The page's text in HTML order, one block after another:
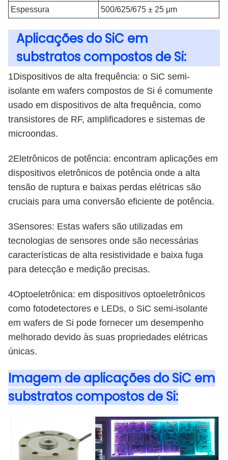
Espessura 500/625/675 ± 25 μm
Aplicações do SiC em
substratos compostos de Si:
1Dispositivos de alta frequência: o SiC semi-
isolante em wafers compostos de Si é comumente
usado em dispositivos de alta frequência, como
transistores de RF, amplificadores e sistemas de
microondas.
2Eletrônicos de potência: encontram aplicações em
dispositivos eletrônicos de potência onde a alta
tensão de ruptura e baixas perdas elétricas são
cruciais para uma conversão eficiente de potência.
3Sensores: Estas wafers são utilizadas em
tecnologias de sensores onde são necessárias
características de alta resistividade e baixa fuga
para detecção e medição precisas.
4Optoeletrônica: em dispositivos optoeletrônicos
como fotodetectores e LEDs, o SiC semi-isolante
em wafers de Si pode fornecer um desempenho
melhorado devido às suas propriedades elétricas
únicas.
Imagem de aplicações do SiC em
substratos compostos de Si: